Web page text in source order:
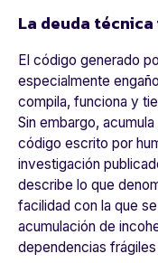
La deuda
El código generado
especialmente
compila, funciona y
Sin embargo,
código escrito por
investigación
describe lo que
facilidad con la que
acumulación de
dependencias